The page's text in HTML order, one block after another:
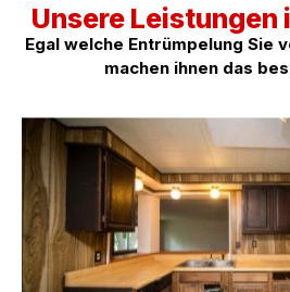
Unsere Leistungen
Egal welche Entrümpelung Sie
machen ihnen das